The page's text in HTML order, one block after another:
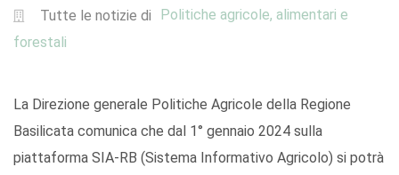
Tutte le notizie di
Politiche agricole, alimentari e
forestali
La Direzione generale Politiche Agricole della Regione
Basilicata comunica che dal 1° gennaio 2024 sulla
piattaforma SIA-RB (Sistema Informativo Agricolo) si potrà